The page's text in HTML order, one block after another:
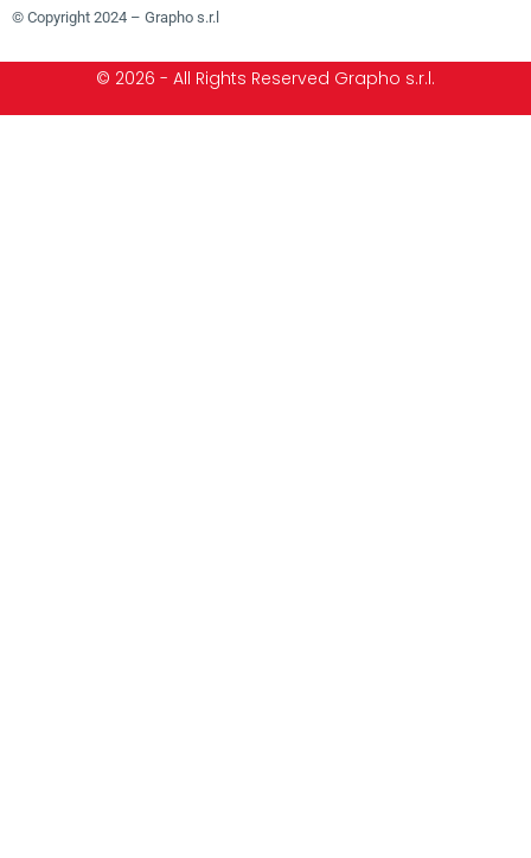
© Copyright 2024 – Grapho s.r.l
© 2026 - All Rights Reserved Grapho s.r.l.